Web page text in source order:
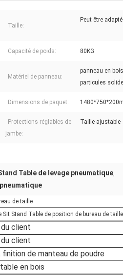
Taille:
Peut être
Capacité de poids: 80KG
Matériel de panneau:
panneau en
particules
Dimensions de paquet:
Protections réglables de
jambe:
Taille ajustable
Table de levage pneumatique,
de taille
Sit Stand Table de position de bureau de taille
client
client
de manteau de poudre
en bois